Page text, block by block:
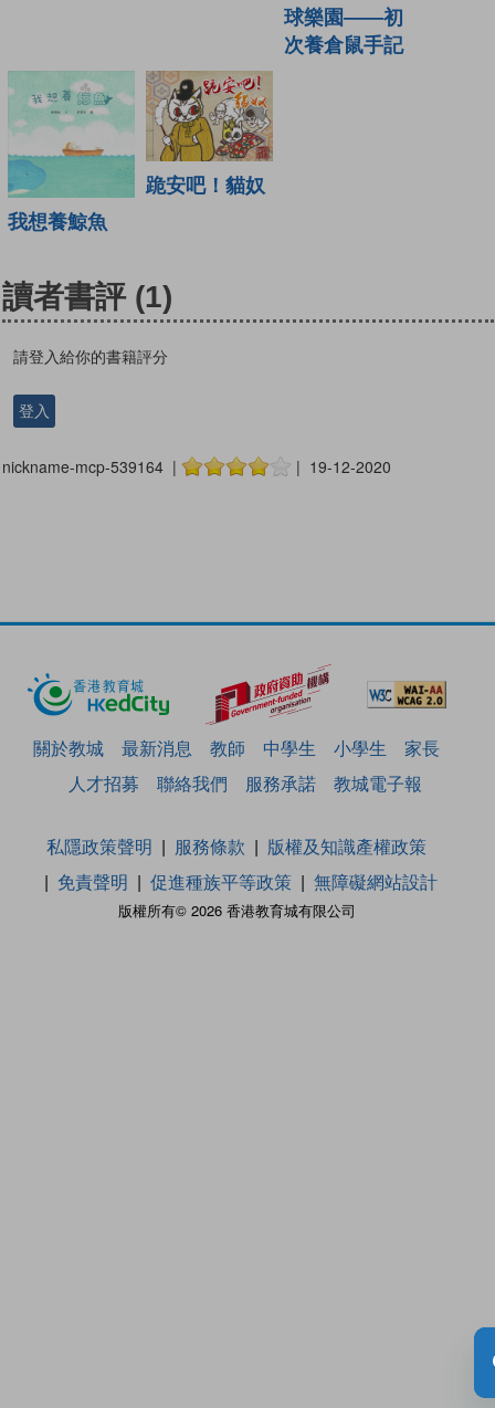
球樂園——初
次養倉鼠手記
我想養鯨魚
跪安吧！貓奴
讀者書評 (1)
請登入給你的書籍評分
登入
nickname-mcp-539164 | | 19-12-2020
關於教城 最新消息 教師 中學生 小學生
家長
人才招募
聯絡我們 服務承諾 教城電子報
版權所有© 2026 香港教育城有限公司
私隱政策聲明 服務條款
版權及知識產權政策
免責聲明
促進種族平等政策 無障礙網站設計